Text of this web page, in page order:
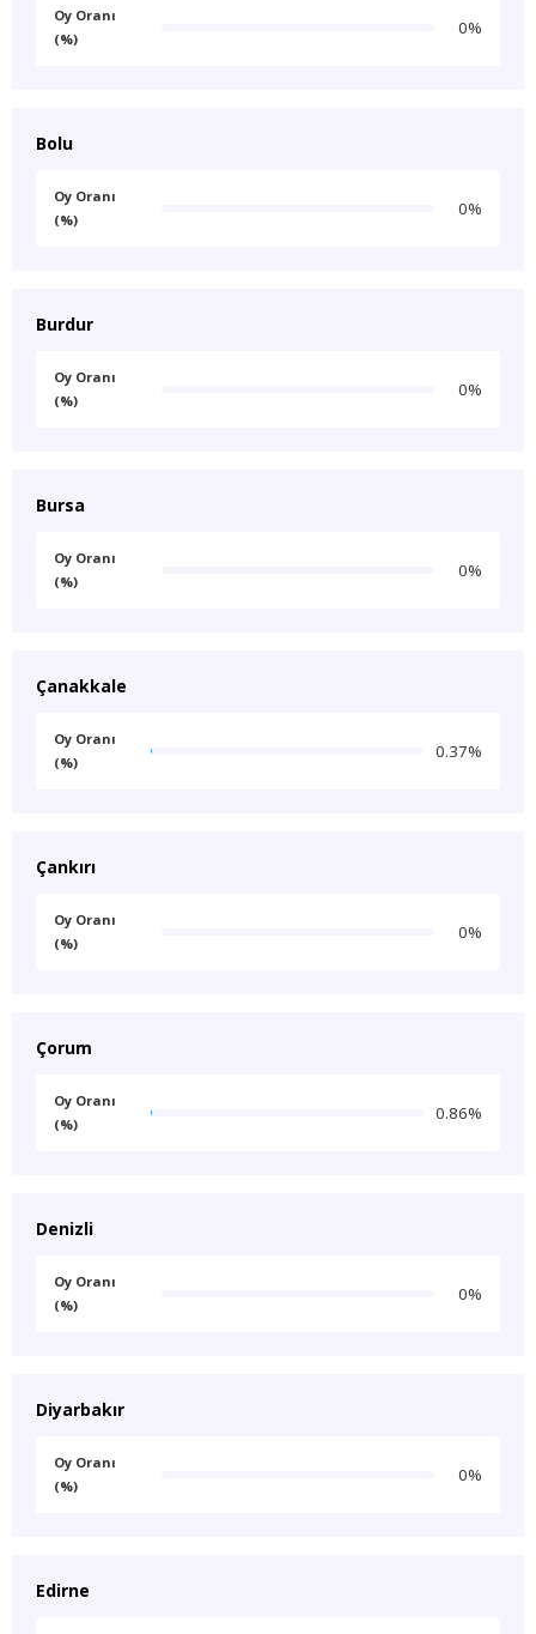
Oy Oranı
(%)
0%
Bolu
Oy Oranı
(%)
0%
Burdur
Oy Oranı
(%)
0%
Bursa
Oy Oranı
(%)
0%
Çanakkale
Oy Oranı
(%)
0.37%
Çankırı
Oy Oranı
(%)
0%
Çorum
Oy Oranı
(%)
0.86%
Denizli
Oy Oranı
(%)
0%
Diyarbakır
Oy Oranı
(%)
0%
Edirne